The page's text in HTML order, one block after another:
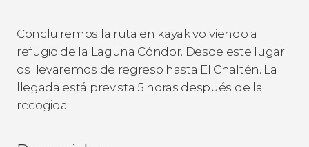
Concluiremos la ruta en kayak volviendo al
refugio de la Laguna Cóndor. Desde este lugar
os llevaremos de regreso hasta El Chaltén. La
llegada está prevista 5 horas después de la
recogida.